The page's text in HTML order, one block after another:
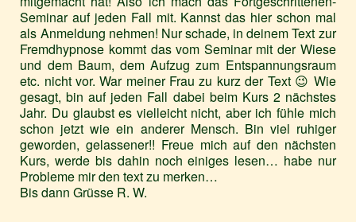
Seminar auf jeden Fall mit. Kannst das hier schon mal
als Anmeldung nehmen! Nur schade, in deinem Text zur
Fremdhypnose kommt das vom Seminar mit der Wiese
und dem Baum, dem Aufzug zum Entspannungsraum
etc. nicht vor. War meiner Frau zu kurz der Text 😉 Wie
gesagt, bin auf jeden Fall dabei beim Kurs 2 nächstes
Jahr. Du glaubst es vielleicht nicht, aber ich fühle mich
schon jetzt wie ein anderer Mensch. Bin viel ruhiger
geworden, gelassener!! Freue mich auf den nächsten
Kurs, werde bis dahin noch einiges lesen… habe nur
Probleme mir den text zu merken…
Bis dann Grüsse R. W.